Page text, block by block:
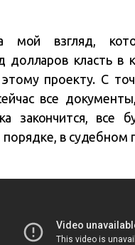
взгляд,
долларов класть в
проекту. С
все
закончится, все
в судебном